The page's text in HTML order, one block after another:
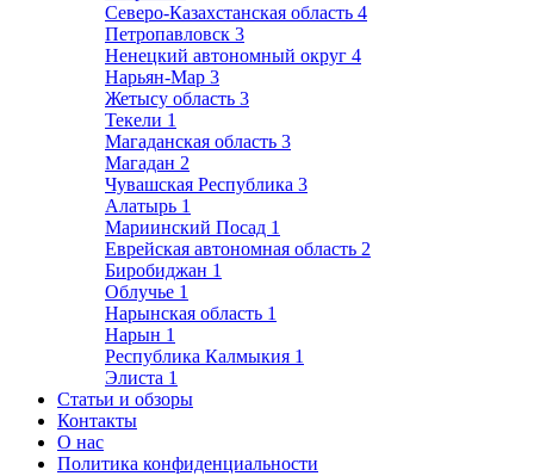
Северо-Казахстанская область 4
Петропавловск 3
Ненецкий автономный округ 4
Нарьян-Мар 3
Жетысу область 3
Текели 1
Магаданская область 3
Магадан 2
Чувашская Республика 3
Алатырь 1
Мариинский Посад 1
Еврейская автономная область 2
Биробиджан 1
Облучье 1
Нарынская область 1
Нарын 1
Республика Калмыкия 1
Элиста 1
Статьи и обзоры
Контакты
О нас
Политика конфиденциальности